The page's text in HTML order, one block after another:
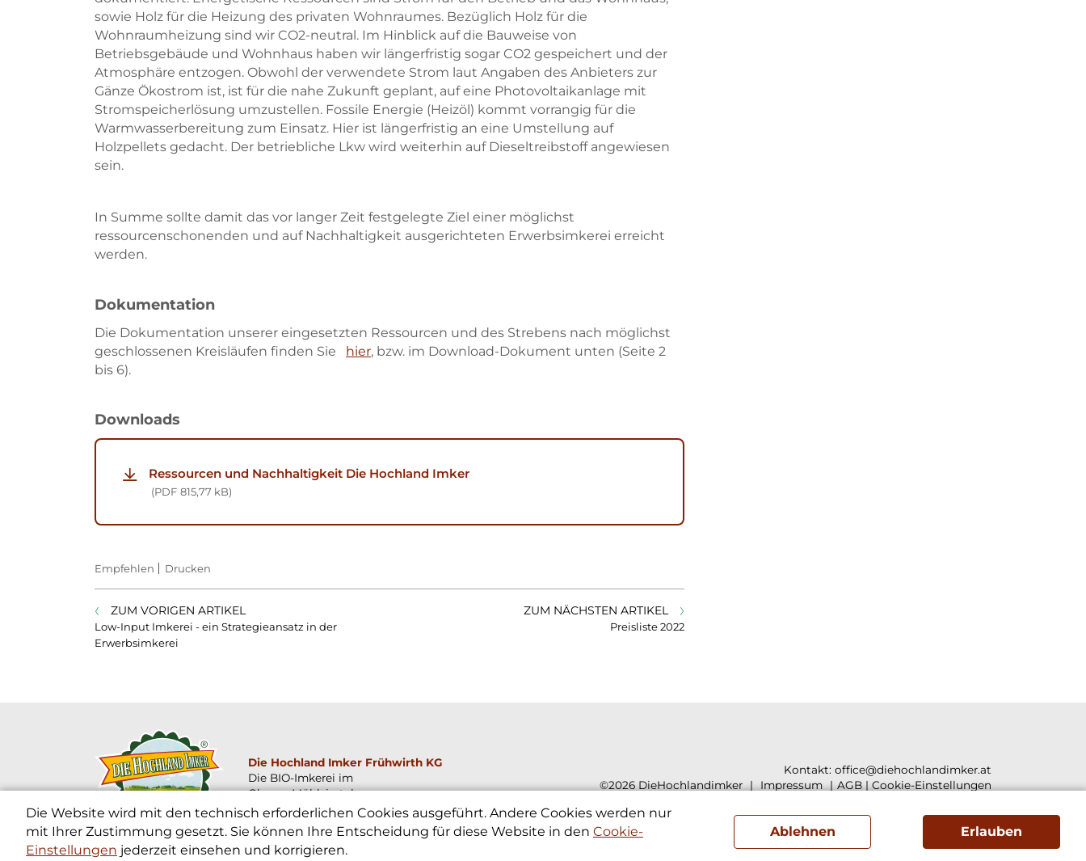
sowie Holz für die Heizung des privaten Wohnraumes. Bezüglich Holz für die
Wohnraumheizung sind wir CO2-neutral. Im Hinblick auf die Bauweise von
Betriebsgebäude und Wohnhaus haben wir längerfristig sogar CO2 gespeichert und der
Atmosphäre entzogen. Obwohl der verwendete Strom laut Angaben des Anbieters zur
Gänze Ökostrom ist, ist für die nahe Zukunft geplant, auf eine Photovoltaikanlage mit
Stromspeicherlösung umzustellen. Fossile Energie (Heizöl) kommt vorrangig für die
Warmwasserbereitung zum Einsatz. Hier ist längerfristig an eine Umstellung auf
Holzpellets gedacht. Der betriebliche Lkw wird weiterhin auf Dieseltreibstoff angewiesen
sein.
In Summe sollte damit das vor langer Zeit festgelegte Ziel einer möglichst
ressourcenschonenden und auf Nachhaltigkeit ausgerichteten Erwerbsimkerei erreicht
werden.
Dokumentation
Die Dokumentation unserer eingesetzten Ressourcen und des Strebens nach möglichst
geschlossenen Kreisläufen finden Sie hier, bzw. im Download-Dokument unten (Seite 2
bis 6).
Downloads
Ressourcen und Nachhaltigkeit Die Hochland Imker
PDF 815,77 kB
Drucken
Empfehlen
ZUM VORIGEN ARTIKEL
Low-Input Imkerei - ein Strategieansatz in der
Erwerbsimkerei
ZUM NÄCHSTEN ARTIKEL
Preisliste 2022
Die Hochland Imker Frühwirth KG
Die BIO-Imkerei im
Oberen Mühlviertel
Kontakt: office@diehochlandimker.at
©2026 DieHochlandimker
Impressum AGB|Cookie-Einstellungen
Die Website wird mit den technisch erforderlichen Cookies ausgeführt. Andere Cookies werden nur
mit Ihrer Zustimmung gesetzt. Sie können Ihre Entscheidung für diese Website in den Cookie-
Einstellungen jederzeit einsehen und korrigieren.
Ablehnen Erlauben